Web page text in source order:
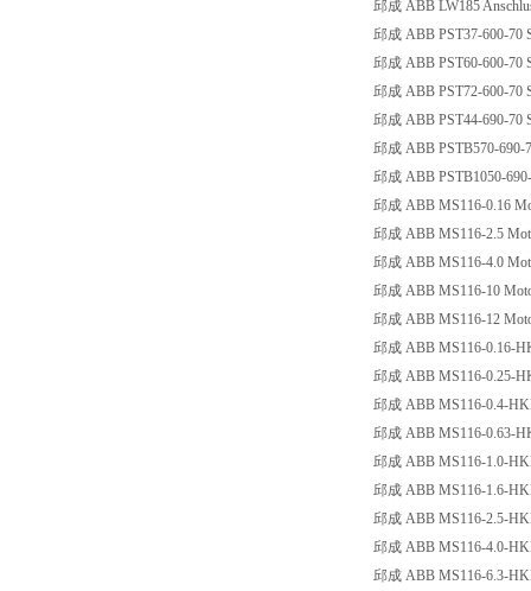
邱成 ABB LW185
邱成 ABB PST37-600-70
邱成 ABB PST60-600-70
邱成 ABB PST72-600-70
邱成 ABB PST44-690-70
邱成 ABB PSTB570-690-
邱成 ABB PSTB1050-
邱成 ABB MS116-0.16
邱成 ABB MS116-2.5
邱成 ABB MS116-4.0
邱成 ABB MS116-10
邱成 ABB MS116-12
邱成 ABB MS116-0.16-
邱成 ABB MS116-0.25-
邱成 ABB MS116-0.4-
邱成 ABB MS116-0.63-
邱成 ABB MS116-1.0-
邱成 ABB MS116-1.6-
邱成 ABB MS116-2.5-
邱成 ABB MS116-4.0-
邱成 ABB MS116-6.3-